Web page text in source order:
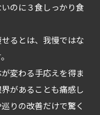
のに３食しっかり食
るとは、我慢ではな
変わる手応えを得ま
があることも痛感し
りの改善だけで驚く